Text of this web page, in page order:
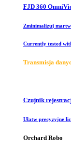
FJD 360
Zminimalizuj
Currently tested
Transmisja
Czujnik
Ułatw precyzyjne
Orchard Robo